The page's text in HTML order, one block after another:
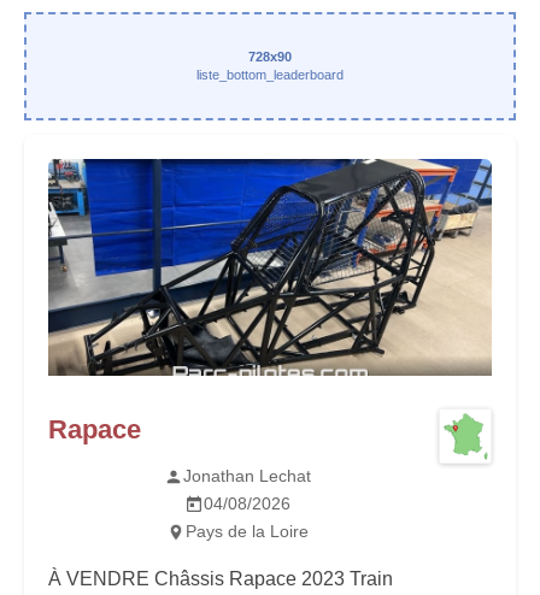
728x90
liste_bottom_leaderboard
Rapace
Jonathan Lechat
04/08/2026
Pays de la Loire
À VENDRE Châssis Rapace 2023 Train